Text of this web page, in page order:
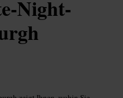
Night-